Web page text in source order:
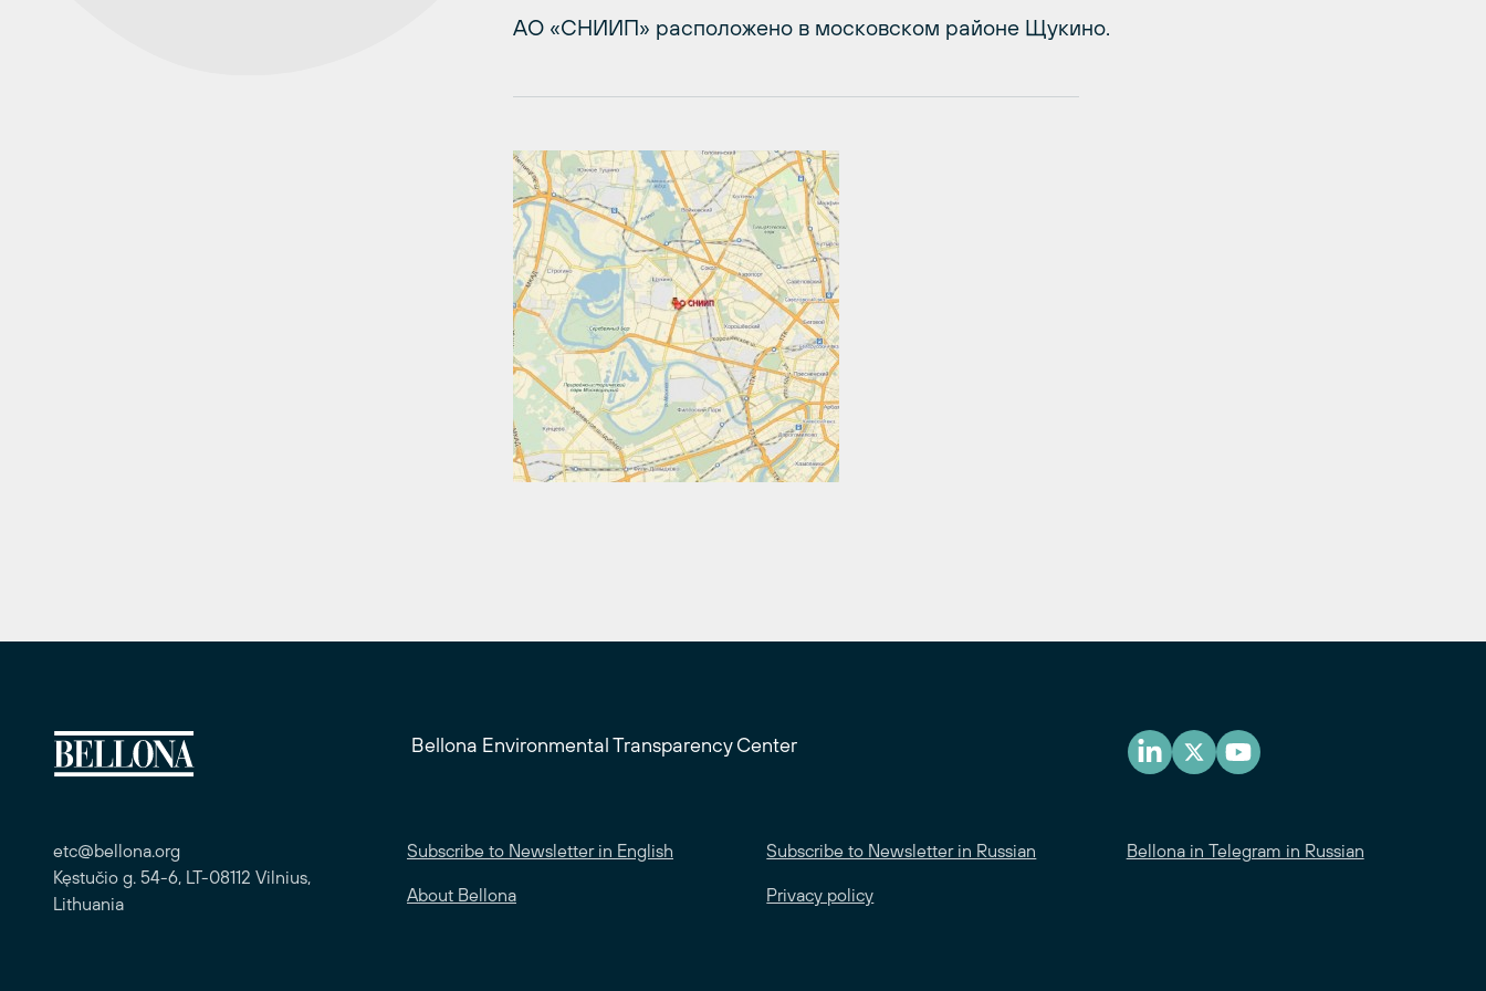
АО «СНИИП» расположено в московском районе Щукино.
Bellona Environmental Transparency Center
etc@bellona.org
Kęstučio g. 54-6, LT-08112 Vilnius,
Lithuania
Subscribe to Newsletter in English Subscribe to Newsletter in Russian Bellona in Telegram in Russian
About Bellona Privacy policy